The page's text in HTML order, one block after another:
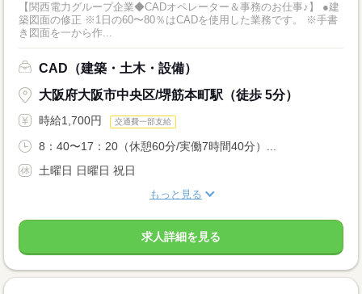
【関西電力グループ企業◆CADオペレーター＆事務のお仕事♪】 ●建
築図面の修正 ※1日の60〜80％はCADを使用した業務です。 ※手書
き図面を一から作...
CAD（建築・土木・設備）
大阪府大阪市中央区/堺筋本町駅（徒歩 5分）
時給1,700円 交通費一部支給
8：40〜17：20（休憩60分/実働7時間40分）...
土曜日 日曜日 祝日
もっと見る
求人詳細を見る